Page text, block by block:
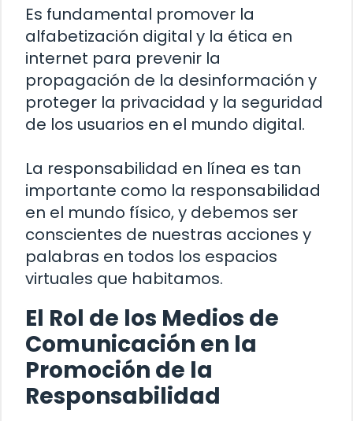
Es fundamental promover la
alfabetización digital y la ética en
internet para prevenir la
propagación de la desinformación y
proteger la privacidad y la seguridad
de los usuarios en el mundo digital.
La responsabilidad en línea es tan
importante como la responsabilidad
en el mundo físico, y debemos ser
conscientes de nuestras acciones y
palabras en todos los espacios
virtuales que habitamos.
El Rol de los Medios de
Comunicación en la
Promoción de la
Responsabilidad